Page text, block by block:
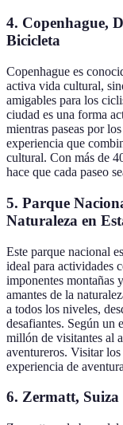
4. Copenhague,
Bicicleta
Copenhague es
activa vida cultural,
amigables para los
ciudad es una forma
mientras paseas por
experiencia que
cultural. Con más de
hace que cada paseo
5. Parque
Naturaleza en
Este parque nacional
ideal para actividades
imponentes montañas
amantes de la
a todos los niveles,
desafiantes. Según un
millón de visitantes al
aventureros. Visitar
experiencia de
6. Zermatt,